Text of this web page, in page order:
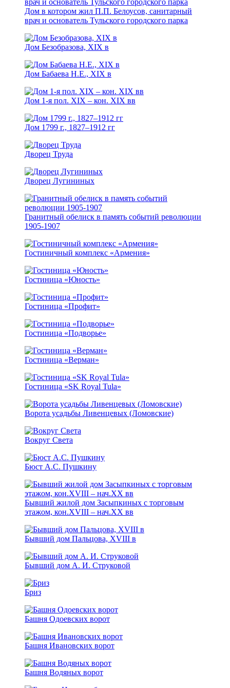
Дом в котором жил П.П. Белоусов, санитарный
врач и основатель Тульского городского парка
Дом Безобразова, XIX в
Дом Бабаева Н.Е., ХIХ в
Дом 1-я пол. XIX – кон. XIX вв
Дом 1799 г., 1827–1912 гг
Дворец Труда
Дворец Лугининых
Гранитный обелиск в память событий революции
1905-1907
Гостиничный комплекс «Армения»
Гостиница «Юность»
Гостиница «Профит»
Гостиница «Подворье»
Гостиница «Верман»
Гостиница «SK Royal Tula»
Ворота усадьбы Ливенцевых (Ломовские)
Вокруг Света
Бюст А.С. Пушкину
Бывший жилой дом Засыпкиных с торговым
этажом, кон.XVIII – нач.ХХ вв
Бывший дом Пальцова, XVIII в
Бывший дом А. И. Струковой
Бриз
Башня Одоевских ворот
Башня Ивановских ворот
Башня Водяных ворот